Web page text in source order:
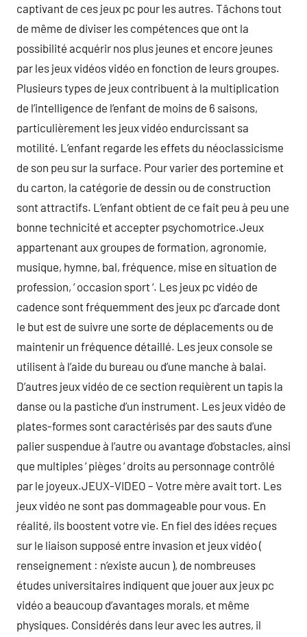
captivant de ces jeux pc pour les autres. Tâchons tout
de même de diviser les compétences que ont la
possibilité acquérir nos plus jeunes et encore jeunes
par les jeux vidéos vidéo en fonction de leurs groupes.
Plusieurs types de jeux contribuent à la multiplication
de l’intelligence de l’enfant de moins de 6 saisons,
particulièrement les jeux vidéo endurcissant sa
motilité. L’enfant regarde les effets du néoclassicisme
de son peu sur la surface. Pour varier des portemine et
du carton, la catégorie de dessin ou de construction
sont attractifs. L’enfant obtient de ce fait peu à peu une
bonne technicité et accepter psychomotrice.Jeux
appartenant aux groupes de formation, agronomie,
musique, hymne, bal, fréquence, mise en situation de
profession, ‘ occasion sport ‘. Les jeux pc vidéo de
cadence sont fréquemment des jeux pc d’arcade dont
le but est de suivre une sorte de déplacements ou de
maintenir un fréquence détaillé. Les jeux console se
utilisent à l’aide du bureau ou d’une manche à balai.
D’autres jeux vidéo de ce section requièrent un tapis la
danse ou la pastiche d’un instrument. Les jeux vidéo de
plates-formes sont caractérisés par des sauts d’une
palier suspendue à l’autre ou avantage d’obstacles, ainsi
que multiples ‘ pièges ‘ droits au personnage contrôlé
par le joyeux.JEUX-VIDEO – Votre mère avait tort. Les
jeux vidéo ne sont pas dommageable pour vous. En
réalité, ils boostent votre vie. En fiel des idées reçues
sur le liaison supposé entre invasion et jeux vidéo (
renseignement : n’existe aucun ), de nombreuses
études universitaires indiquent que jouer aux jeux pc
vidéo a beaucoup d’avantages morals, et même
physiques. Considérés dans leur avec les autres, il